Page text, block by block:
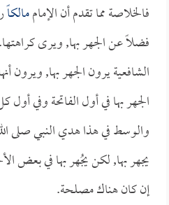
فالخلاصة مما تقدم أن الإماممالكاً
فضلاً عن الجهر بها, ويرى كراهتها.
الشافعية يرون الجهر بها, ويرون
الجهر بها في أول الفاتحة وفي
والوسط في هذا هدي النبي صلى
يجهر بها, لكن يجُهر بها في بعض
إن كان هناك مصلحة.